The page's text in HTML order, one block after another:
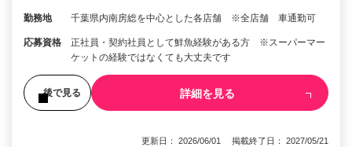
勤務地 千葉県内南房総を中心とした各店舗 ※全店舗 車通勤可
応募資格
正社員・契約社員として鮮魚経験がある方 ※スーパーマー
ケットの経験ではなくても大丈夫です
後で見る 詳細を見る
更新日： 2026/06/01 掲載終了日： 2027/05/21